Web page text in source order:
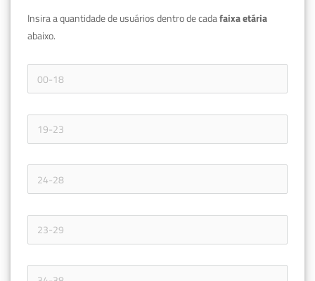
Insira a quantidade de usuários dentro de cada
abaixo.